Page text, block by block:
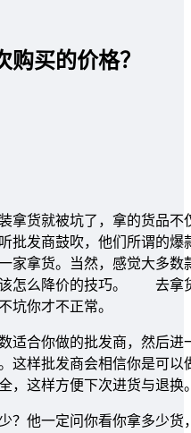
买的价格？
拿货就被坑了，拿的货品
批发商鼓吹，他们所谓的
家拿货。当然，感觉大多
怎么降价的技巧。 去拿
坑你才不正常。
合你做的批发商，然后进
这样批发商会相信你是可
这样方便下次进货与退换
他一定问你看你拿多少货